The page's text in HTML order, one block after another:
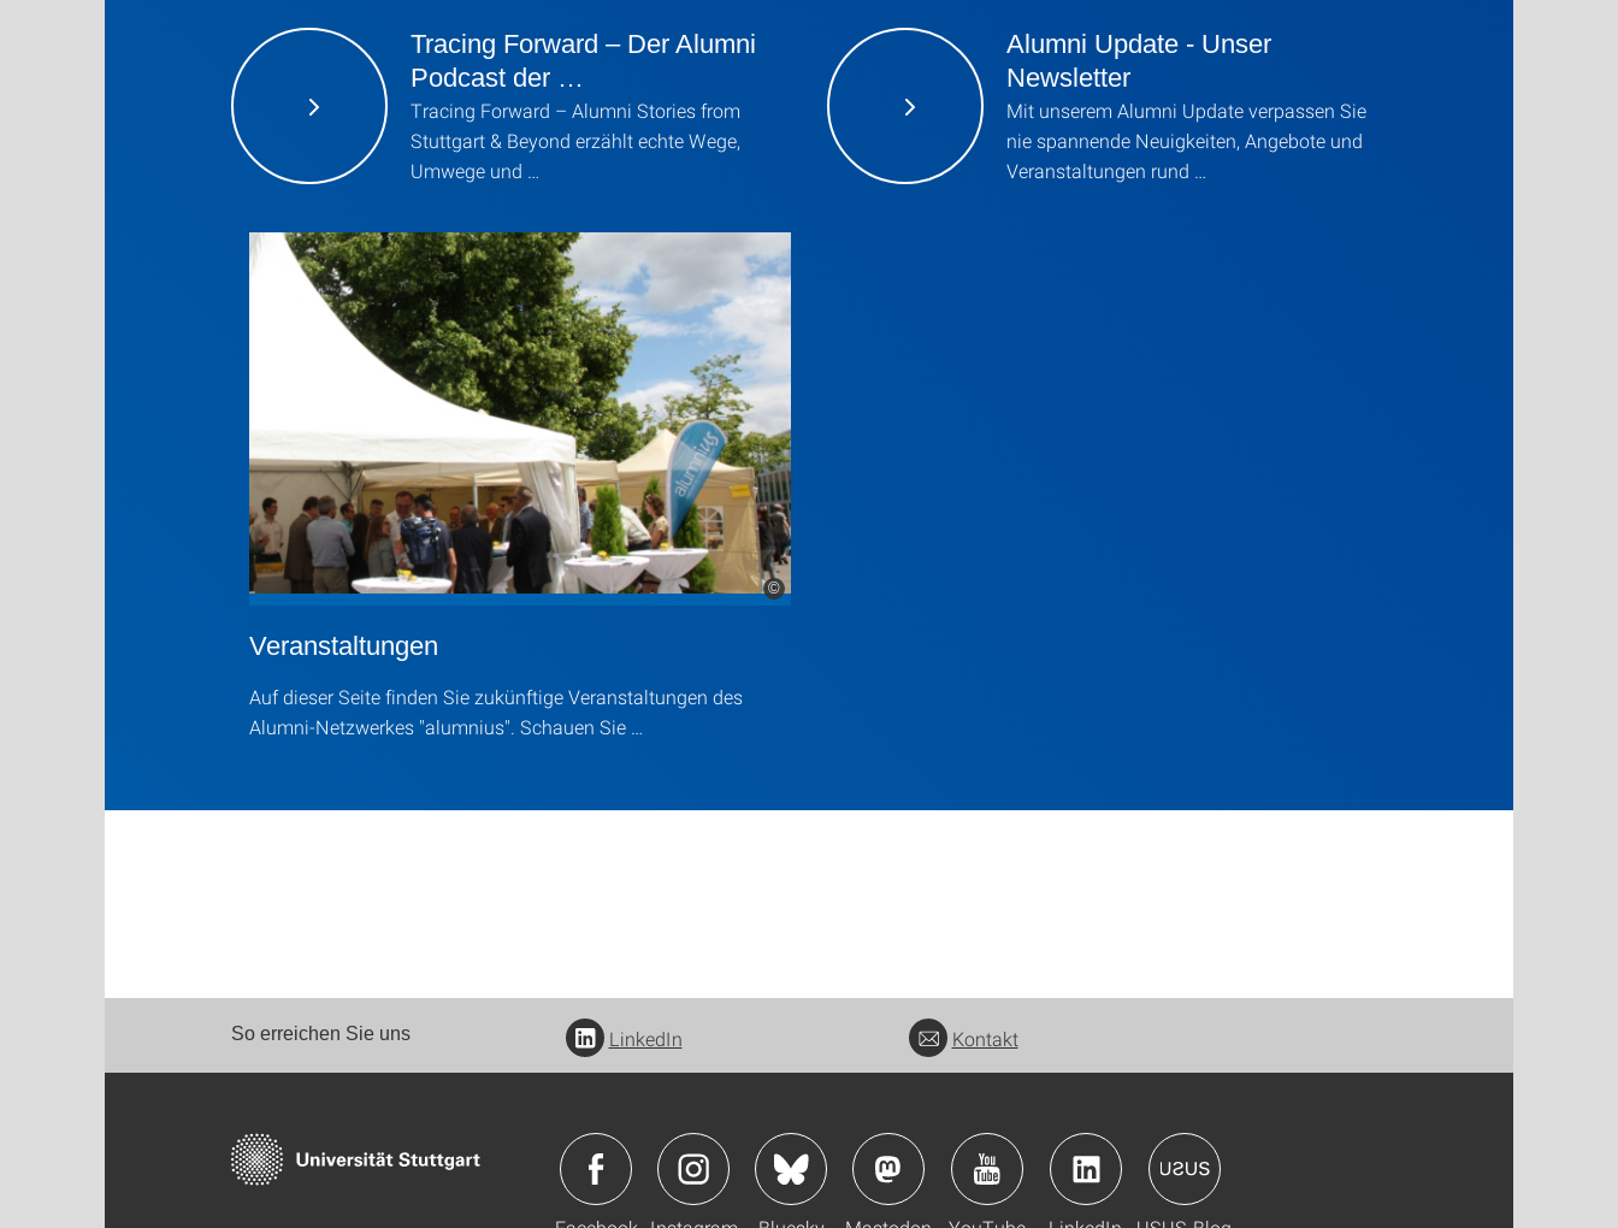
Tracing Forward – Der Alumni
Podcast der …
Tracing Forward – Alumni Stories from
Stuttgart & Beyond erzählt echte Wege,
Umwege und …
Alumni Update - Unser
Newsletter
Mit unserem Alumni Update verpassen Sie
nie spannende Neuigkeiten, Angebote und
Veranstaltungen rund …
©
Veranstaltungen
Auf dieser Seite finden Sie zukünftige Veranstaltungen des
Alumni-Netzwerkes "alumnius". Schauen Sie …
So erreichen Sie uns LinkedIn Kontakt